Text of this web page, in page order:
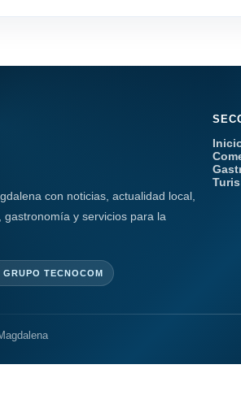
con noticias, actualidad local,
gastronomía y servicios para la
GRUPO TECNOCOM